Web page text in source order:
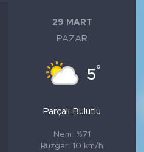
29 MART
PAZAR
5°
Parçalı Bulutlu
Nem: %71
Rüzgar: 10 km/h